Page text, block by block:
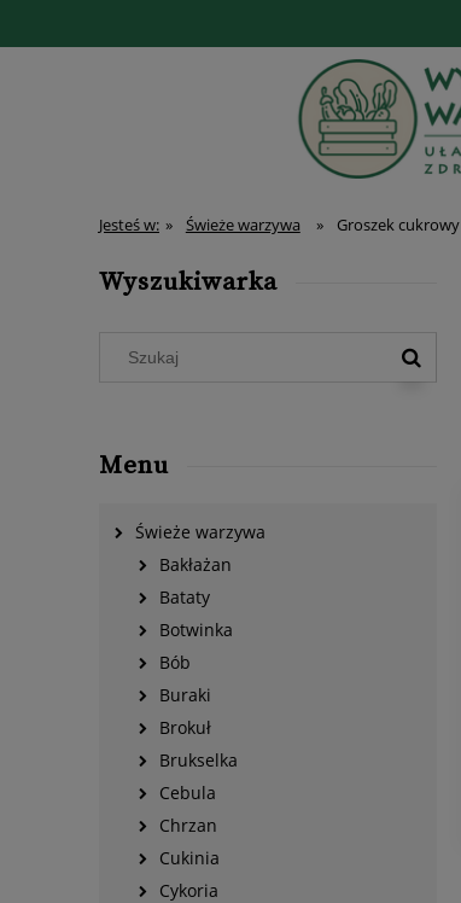
Jesteś w: » Świeże warzywa » Groszek cukrowy
Wyszukiwarka
Menu
Świeże warzywa
Bakłażan
Bataty
Botwinka
Bób
Buraki
Brokuł
Brukselka
Cebula
Chrzan
Cukinia
Cykoria